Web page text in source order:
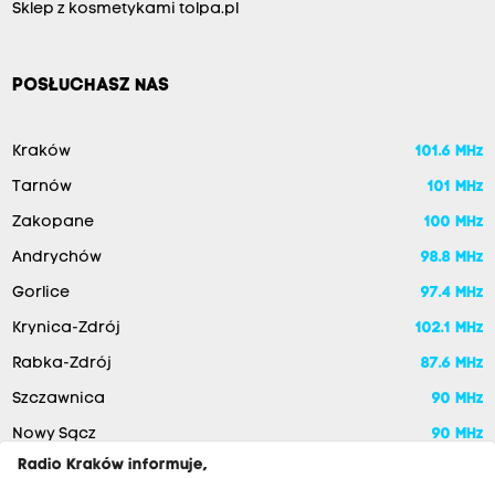
Sklep z kosmetykami tolpa.pl
POSŁUCHASZ NAS
Kraków 101.6 MHz
Tarnów 101 MHz
Zakopane 100 MHz
Andrychów 98.8 MHz
Gorlice 97.4 MHz
Krynica-Zdrój 102.1 MHz
Rabka-Zdrój 87.6 MHz
Szczawnica 90 MHz
Nowy Sącz
90 MHz
Radio Kraków informuje,